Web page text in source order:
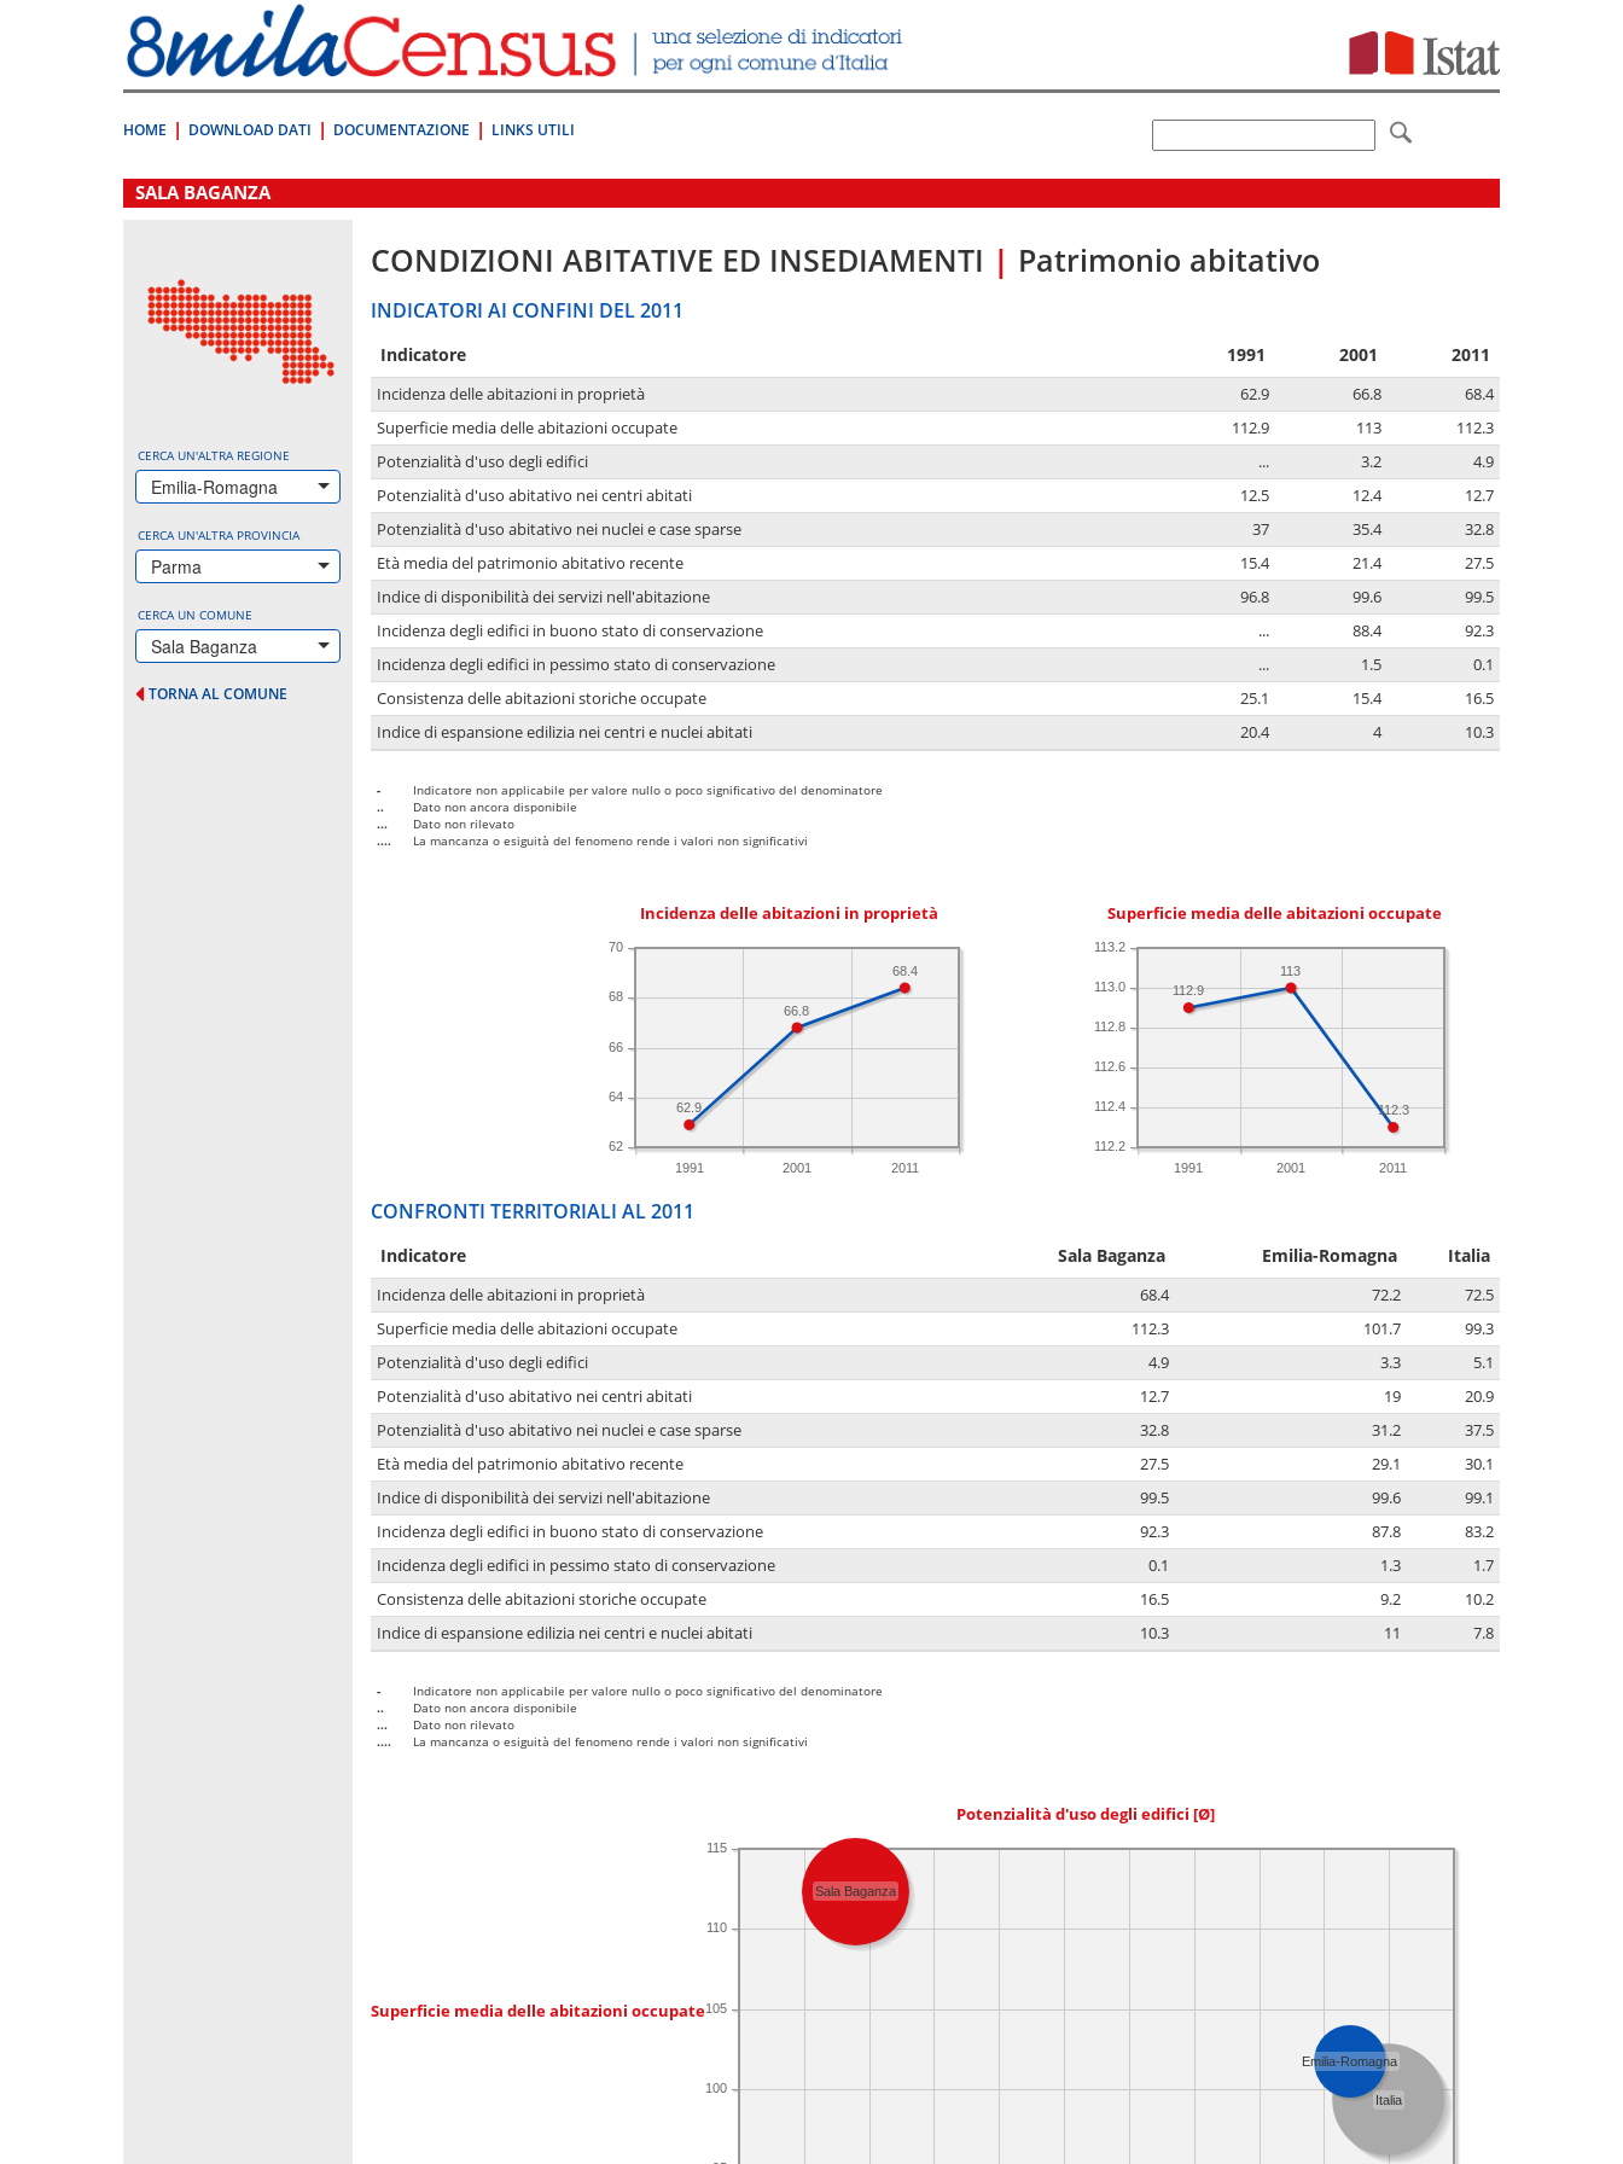
direttamente
a:
Contenuto
HOME DOWNLOAD DATI DOCUMENTAZIONE LINKS UTILI
.
SALA BAGANZA
CERCA UN'ALTRA REGIONE
Emilia-Romagna
CERCA UN'ALTRA PROVINCIA
Parma
CERCA UN COMUNE
Sala Baganza
TORNA AL COMUNE
CONDIZIONI ABITATIVE ED INSEDIAMENTI | Patrimonio abitativo
INDICATORI AI CONFINI DEL 2011
Indicatore 1991 2001 2011
Incidenza delle abitazioni in proprietà 62.9 66.8
68.4
Superficie media delle abitazioni occupate
112.9 113
112.3
Potenzialità d'uso degli edifici
... 3.2
4.9
Potenzialità d'uso abitativo nei centri abitati
12.5 12.4
12.7
Potenzialità d'uso abitativo nei nuclei e case sparse
37 35.4
32.8
Età media del patrimonio abitativo recente
15.4 21.4
27.5
Indice di disponibilità dei servizi nell'abitazione
96.8 99.6
99.5
Incidenza degli edifici in buono stato di conservazione
... 88.4
92.3
Incidenza degli edifici in pessimo stato di conservazione
... 1.5
0.1
Consistenza delle abitazioni storiche occupate
25.1 15.4
16.5
Indice di espansione edilizia nei centri e nuclei abitati
20.4 4 10.3
-
Indicatore non applicabile per valore nullo o poco significativo del denominatore
..
Dato non ancora disponibile
...
Dato non rilevato
....
La mancanza o esiguità del fenomeno rende i valori non significativi
Incidenza delle abitazioni in proprietà
1991 2001 2011
62
64
66
68
70
68.4
66.8
62.9
Superficie media delle abitazioni occupate
1991 2001 2011
112.2
112.4
112.6
112.8
113.0
113.2
112.3
113
112.9
CONFRONTI TERRITORIALI AL 2011
Indicatore Sala Baganza Emilia-Romagna Italia
Incidenza delle abitazioni in proprietà 68.4 72.2
72.5
Superficie media delle abitazioni occupate
112.3 101.7
99.3
Potenzialità d'uso degli edifici
4.9 3.3
5.1
Potenzialità d'uso abitativo nei centri abitati
12.7 19
20.9
Potenzialità d'uso abitativo nei nuclei e case sparse
32.8 31.2
37.5
Età media del patrimonio abitativo recente
27.5 29.1
30.1
Indice di disponibilità dei servizi nell'abitazione
99.5 99.6
99.1
Incidenza degli edifici in buono stato di conservazione
92.3 87.8
83.2
Incidenza degli edifici in pessimo stato di conservazione
0.1 1.3
1.7
Consistenza delle abitazioni storiche occupate
16.5 9.2
10.2
Indice di espansione edilizia nei centri e nuclei abitati
10.3 11 7.8
-
Indicatore non applicabile per valore nullo o poco significativo del denominatore
..
Dato non ancora disponibile
...
Dato non rilevato
....
La mancanza o esiguità del fenomeno rende i valori non significativi
Potenzialità d'uso degli edifici [Ø]
Superficie media delle abitazioni occupate
100
105
110
115
Italia
Sala Baganza
Emilia-Romagna